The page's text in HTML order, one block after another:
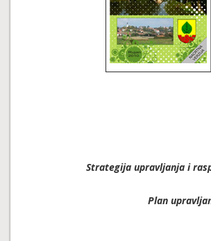
Strategija upravljanja i
Plan